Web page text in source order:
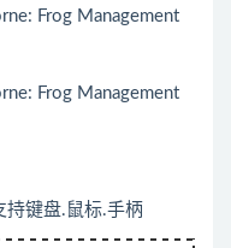
键盘.鼠标.手柄